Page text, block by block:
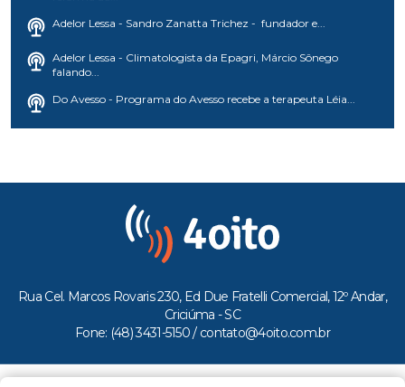
Adelor Lessa - Sandro Zanatta Trichez - fundador e...
Adelor Lessa - Climatologista da Epagri, Márcio Sônego
falando...
Do Avesso - Programa do Avesso recebe a terapeuta Léia...
Rua Cel. Marcos Rovaris 230, Ed Due Fratelli Comercial, 12º Andar,
Criciúma - SC
Fone: (48) 3431-5150 / contato@4oito.com.br